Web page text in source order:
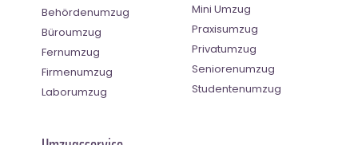
Behördenumzug
Büroumzug
Fernumzug
Firmenumzug
Laborumzug
Mini Umzug
Praxisumzug
Privatumzug
Seniorenumzug
Studentenumzug